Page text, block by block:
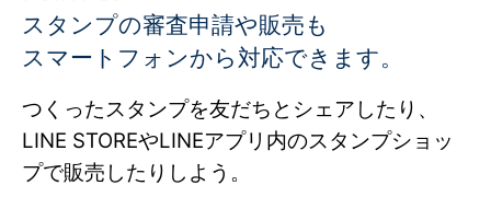
スタンプの審査申請や販売も
スマートフォンから対応できます。
つくったスタンプを友だちとシェアしたり、
LINE STOREやLINEアプリ内のスタンプショッ
プで販売したりしよう。